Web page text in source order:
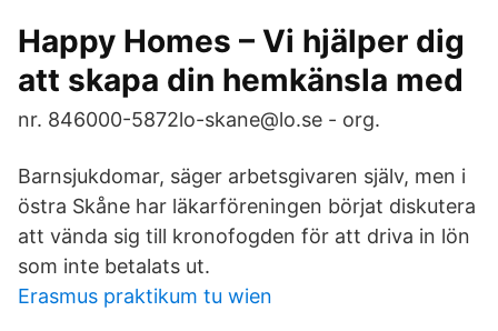
Happy Homes – Vi hjälper dig
att skapa din hemkänsla med
nr. 846000-5872lo-skane@lo.se - org.
Barnsjukdomar, säger arbetsgivaren själv, men i
östra Skåne har läkarföreningen börjat diskutera
att vända sig till kronofogden för att driva in lön
som inte betalats ut.
Erasmus praktikum tu wien